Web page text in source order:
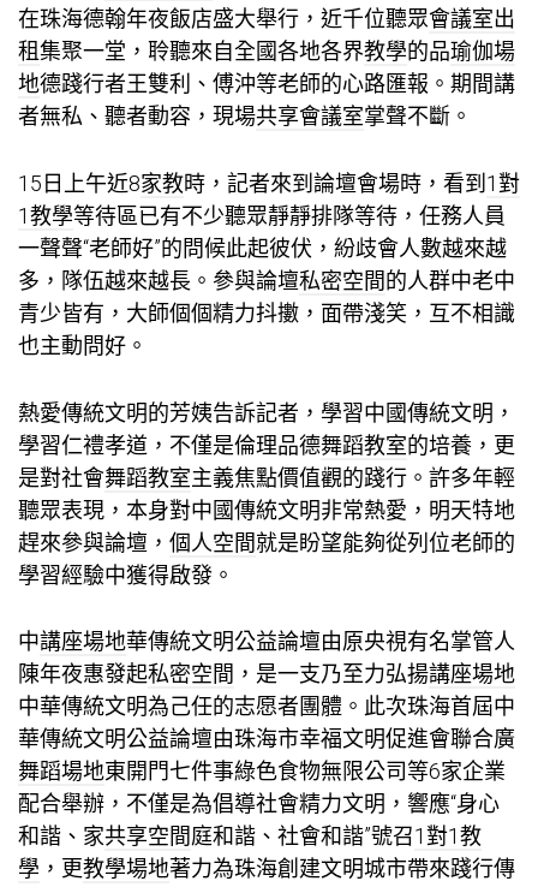
在珠海德翰年夜飯店盛大舉行，近千位聽眾會議室出
租集聚一堂，聆聽來自全國各地各界教學的品瑜伽場
地德踐行者王雙利、傅沖等老師的心路匯報。期間講
者無私、聽者動容，現場共享會議室掌聲不斷。
15日上午近8家教時，記者來到論壇會場時，看到 1對
1教學等待區已有不少聽眾靜靜排隊等待，任務人員
一聲聲“老師好”的問候此起彼伏，紛歧會人數越來越
多，隊伍越來越長。參與論壇私密空間的人群中老中
青少皆有，大師個個精力抖擻，面帶淺笑，互不相識
也主動問好。
熱愛傳統文明的芳姨告訴記者，學習中國傳統文明，
學習仁禮孝道，不僅是倫理品德舞蹈教室的培養，更
是對社會舞蹈教室主義焦點價值觀的踐行。許多年輕
聽眾表現，本身對中國傳統文明非常熱愛，明天特地
趕來參與論壇， 個人空間就是盼望能夠從列位老師的
學習經驗中獲得啟發。
中講座場地華傳統文明公益論壇由原央視有名掌管人
陳年夜惠發起私密空間 ，是一支乃至力弘揚講座場地
中華傳統文明為己任的志愿者團體。此次珠海首屆中
華傳統文明公益論壇由珠海市幸福文明促進會聯合廣
舞蹈場地東開門七件事綠色食物無限公司等6家企業
配合舉辦，不僅是為倡導社會精力文明，響應“身心
和諧、家共享空間庭和諧、社會和諧”號召1對1教
學 ，更教學場地著力為珠海創建文明城市帶來踐行傳